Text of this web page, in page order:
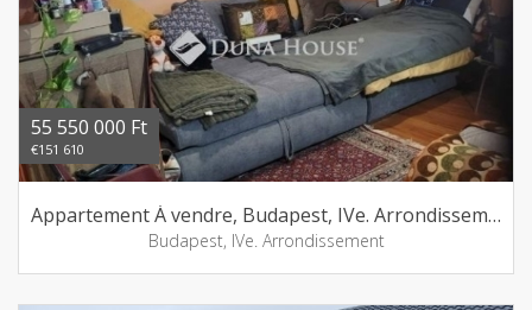
55 550 000 Ft
€151 610
Appartement Á vendre, Budapest, IVe. Arrondissement
Budapest, IVe. Arrondissement